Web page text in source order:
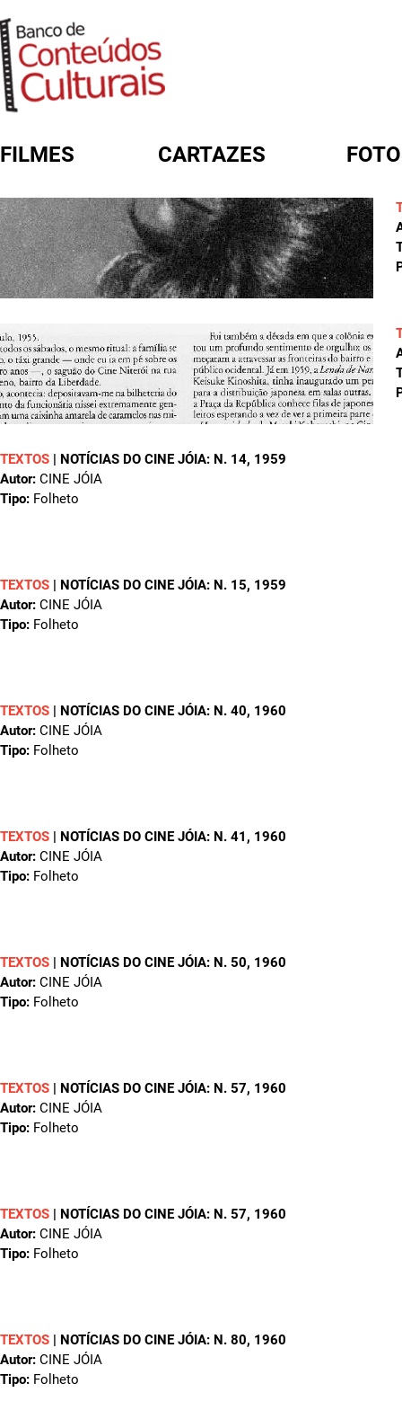
FILMES CARTAZES
TEXTOS | NOTÍCIAS DO CINE JÓIA: N. 14, 1959
Autor: CINE JÓIA
Tipo: Folheto
TEXTOS | NOTÍCIAS DO CINE JÓIA: N. 15, 1959
Autor: CINE JÓIA
Tipo: Folheto
TEXTOS | NOTÍCIAS DO CINE JÓIA: N. 40, 1960
Autor: CINE JÓIA
Tipo: Folheto
TEXTOS | NOTÍCIAS DO CINE JÓIA: N. 41 , 1960
Autor: CINE JÓIA
Tipo: Folheto
TEXTOS | NOTÍCIAS DO CINE JÓIA: N. 50, 1960
Autor: CINE JÓIA
Tipo: Folheto
TEXTOS | NOTÍCIAS DO CINE JÓIA: N. 57, 1960
Autor: CINE JÓIA
Tipo: Folheto
TEXTOS | NOTÍCIAS DO CINE JÓIA: N. 57, 1960
Autor: CINE JÓIA
Tipo: Folheto
TEXTOS | NOTÍCIAS DO CINE JÓIA: N. 80, 1960
Autor: CINE JÓIA
Tipo: Folheto
FORMULÁRIO DE BUSCA